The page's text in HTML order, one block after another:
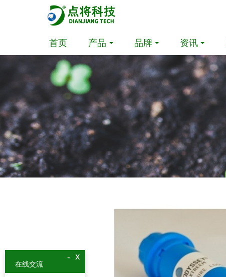
首页 产品 品牌 资讯
x
-
在线交流